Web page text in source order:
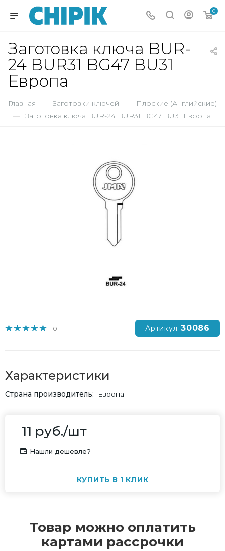
0
Заготовка ключа BUR-
24 BUR31 BG47 BU31
Европа
Главная — Заготовки ключей — Плоские (Английские)
— Заготовка ключа BUR-24 BUR31 BG47 BU31 Европа
10 Артикул: 30086
Характеристики
Страна производитель Европа
11 руб./шт
Нашли дешевле?
КУПИТЬ В 1 КЛИК
Товар можно оплатить
картами рассрочки